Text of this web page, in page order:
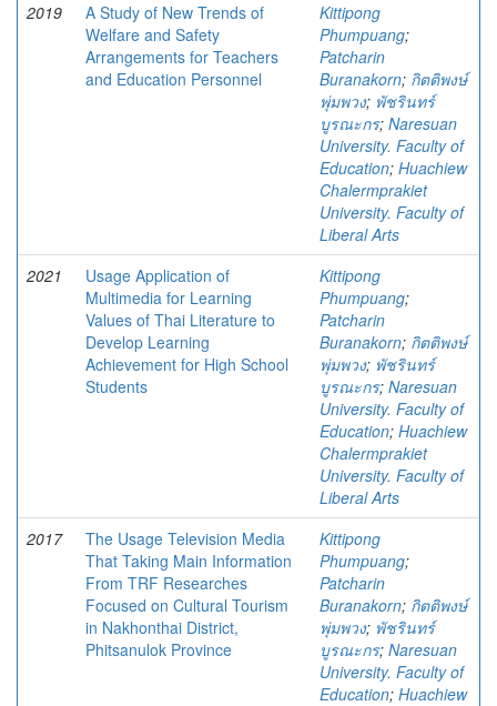
2019
A Study of New Trends of
Welfare and Safety
Arrangements for Teachers
and Education Personnel
Kittipong
Phumpuang;
Patcharin
Buranakorn; กิตติพงษ์
พุ่มพวง; พัชรินทร์
บูรณะกร; Naresuan
University. Faculty of
Education; Huachiew
Chalermprakiet
University. Faculty of
Liberal Arts
2021
Usage Application of
Multimedia for Learning
Values of Thai Literature to
Develop Learning
Achievement for High School
Students
Kittipong
Phumpuang;
Patcharin
Buranakorn; กิตติพงษ์
พุ่มพวง; พัชรินทร์
บูรณะกร; Naresuan
University. Faculty of
Education; Huachiew
Chalermprakiet
University. Faculty of
Liberal Arts
2017
The Usage Television Media
That Taking Main Information
From TRF Researches
Focused on Cultural Tourism
in Nakhonthai District,
Phitsanulok Province
Kittipong
Phumpuang;
Patcharin
Buranakorn; กิตติพงษ์
พุ่มพวง; พัชรินทร์
บูรณะกร; Naresuan
University. Faculty of
Education; Huachiew